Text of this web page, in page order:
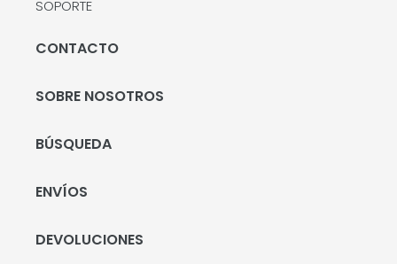
SOPORTE
CONTACTO
SOBRE NOSOTROS
BÚSQUEDA
ENVÍOS
DEVOLUCIONES